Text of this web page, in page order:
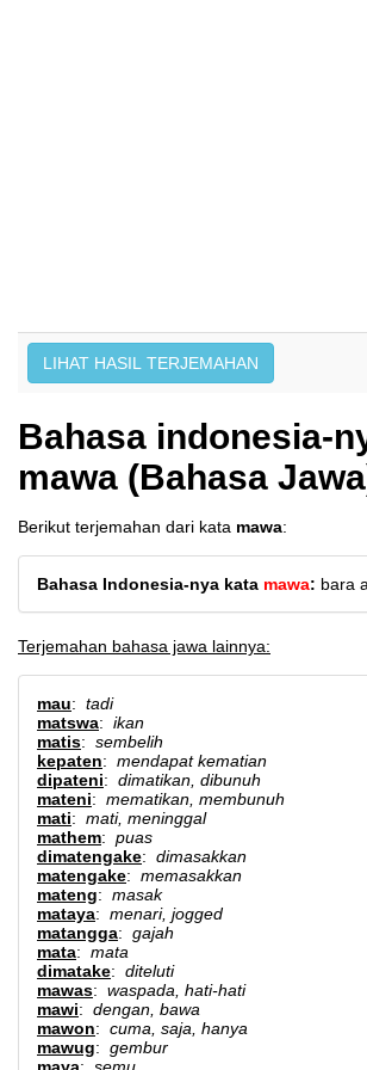
Bahasa indonesia-
mawa (Bahasa
Berikut terjemahan dari kata mawa:
Bahasa Indonesia-nya kata mawa: bara
Terjemahan bahasa jawa lainnya:
mau: tadi
matswa: ikan
matis: sembelih
kepaten: mendapat kematian
dipateni: dimatikan, dibunuh
mateni: mematikan, membunuh
mati: mati, meninggal
mathem: puas
dimatengake: dimasakkan
matengake: memasakkan
mateng: masak
mataya: menari, jogged
matangga: gajah
mata: mata
dimatake: diteluti
mawas: waspada, hati-hati
mawi: dengan, bawa
mawon: cuma, saja, hanya
mawug: gembur